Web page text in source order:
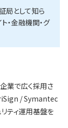
局として知ら
・金融機関・グ
業で広く採用さ
/ Symantec
ティ運用基盤を